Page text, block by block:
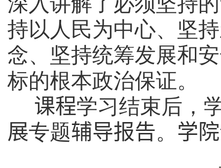
持以人民为中心、坚
念、坚持统筹发展和
标的根本政治保证。
课程学习结束后，
展专题辅导报告。 学